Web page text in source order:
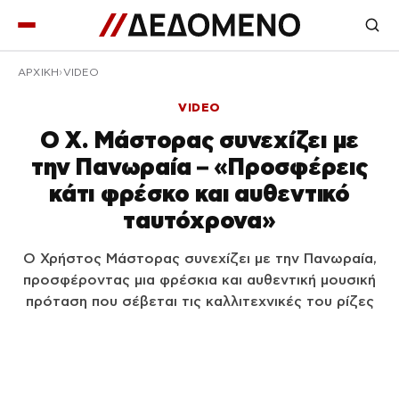
ΑΡΧΙΚΉ VIDEO
VIDEO
Ο Χ. Μάστορας συνεχίζει με
την Πανωραία – «Προσφέρεις
κάτι φρέσκο και αυθεντικό
ταυτόχρονα»
Ο Χρήστος Μάστορας συνεχίζει με την Πανωραία,
προσφέροντας μια φρέσκια και αυθεντική μουσική
πρόταση που σέβεται τις καλλιτεχνικές του ρίζες